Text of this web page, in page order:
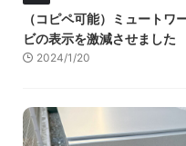
（コピペ可能）ミュートワ
ビの表示を激減させました
2024/1/20